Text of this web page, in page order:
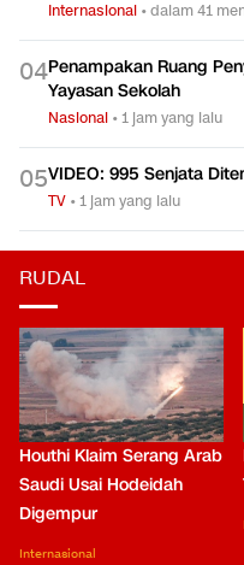
Internasional •dalam 41
04Penampakan Ruang
Yayasan Sekolah
Nasional •1 jam yang lalu
05VIDEO: 995 Senjata
TV •1 jam yang lalu
RUDAL
Houthi Klaim Serang Arab
Saudi Usai Hodeidah
Digempur
Internasional